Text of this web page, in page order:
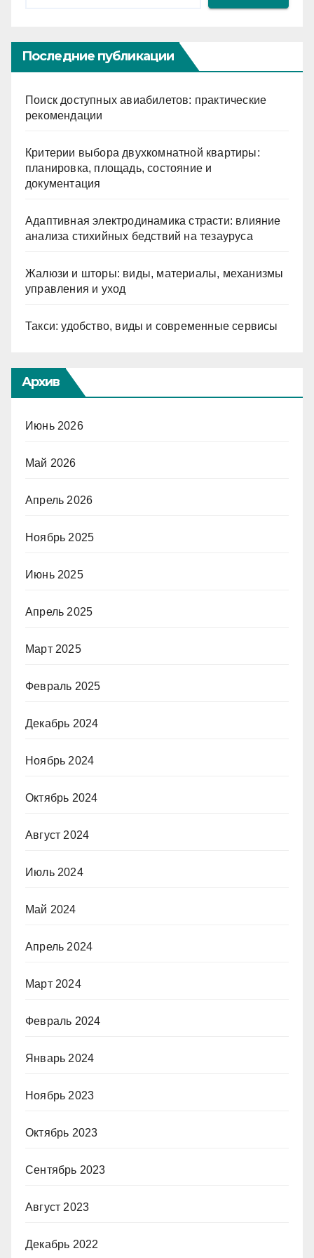
Последние публикации
Поиск доступных авиабилетов: практические
рекомендации
Критерии выбора двухкомнатной квартиры:
планировка, площадь, состояние и
документация
Адаптивная электродинамика страсти: влияние
анализа стихийных бедствий на тезауруса
Жалюзи и шторы: виды, материалы, механизмы
управления и уход
Такси: удобство, виды и современные сервисы
Архив
Июнь 2026
Май 2026
Апрель 2026
Ноябрь 2025
Июнь 2025
Апрель 2025
Март 2025
Февраль 2025
Декабрь 2024
Ноябрь 2024
Октябрь 2024
Август 2024
Июль 2024
Май 2024
Апрель 2024
Март 2024
Февраль 2024
Январь 2024
Ноябрь 2023
Октябрь 2023
Сентябрь 2023
Август 2023
Декабрь 2022